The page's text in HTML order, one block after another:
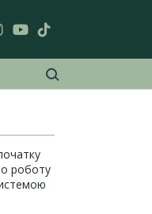
роботу